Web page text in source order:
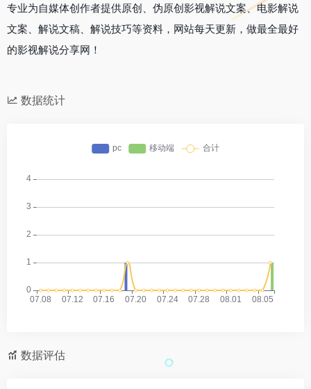
专业为自媒体创作者提供原创、伪原创影视解说文案、电影解说
文案、解说文稿、解说技巧等资料，网站每天更新，做最全最好
的影视解说分享网！
数据统计
数据评估